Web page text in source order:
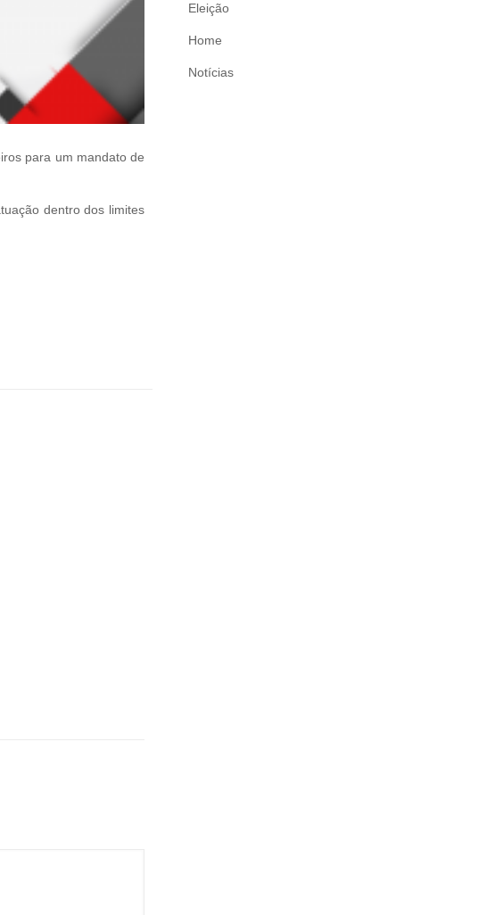
para um mandato de
dentro dos limites
Eleição
Home
Notícias